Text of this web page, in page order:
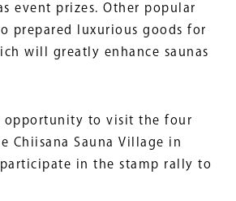
event prizes. Other popular
prepared luxurious goods for
will greatly enhance saunas
opportunity to visit the four
Chiisana Sauna Village in
participate in the stamp rally to